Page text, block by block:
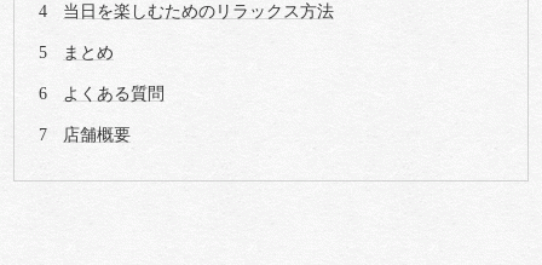
当日を楽しむためのリラックス方法
まとめ
よくある質問
店舗概要